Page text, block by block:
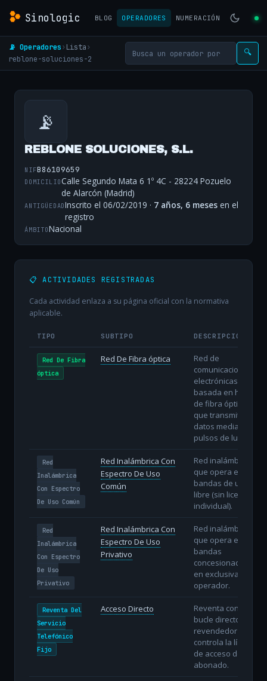
Sinologic BLOG OPERADORES NUMERACIÓN
📡 Operadores› Lista›
reblone-soluciones-2
🔍
📡
REBLONE SOLUCIONES, S.L.
NIFB86109659
DOMICILIOCalle Segundo Mata 6 1º 4C - 28224 Pozuelo
de Alarcón (Madrid)
ANTIGÜEDADInscrito el 06/02/2019 · 7 años, 6 meses en el
registro
ÁMBITONacional
📋 ACTIVIDADES REGISTRADAS
Cada actividad enlaza a su página oficial con la normativa
aplicable.
TIPO SUBTIPO DESCRIPCIÓN
Red De Fibra
óptica
Red De Fibra óptica
Red de
comunicaciones
electrónicas
basada en hilos
de fibra óptica
que transmiten
datos mediante
pulsos de luz.
Red
Inalámbrica
Con Espectro
De Uso Común
Red Inalámbrica Con
Espectro De Uso
Común
Red inalámbrica
que opera en
bandas de uso
libre (sin licencia
individual).
Red
Inalámbrica
Con Espectro
De Uso
Privativo
Red Inalámbrica Con
Espectro De Uso
Privativo
Red inalámbrica
que opera en
bandas
concesionadas
en exclusiva al
operador.
Reventa Del
Servicio
Telefónico
Fijo
Acceso Directo
Reventa con
bucle directo: el
revendedor
controla la línea
de acceso del
abonado.